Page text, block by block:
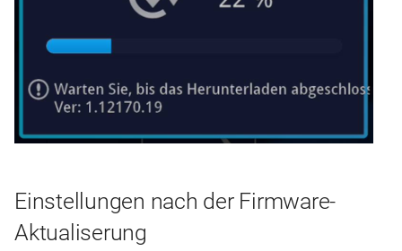
Einstellungen nach der Firmware-
Aktualiserung